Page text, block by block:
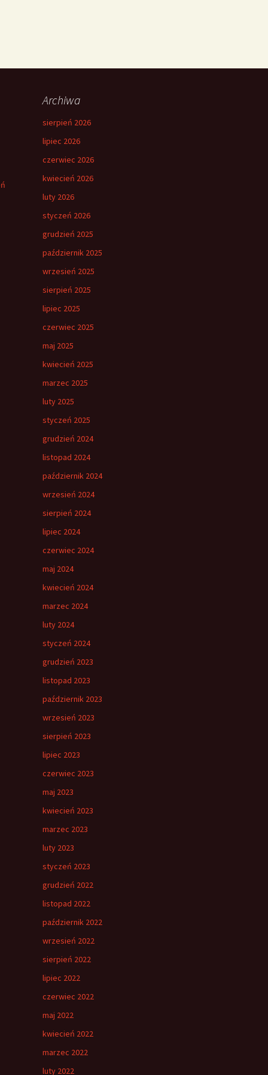
Archiwa
sierpień 2026
lipiec 2026
czerwiec 2026
kwiecień 2026
luty 2026
styczeń 2026
grudzień 2025
październik 2025
wrzesień 2025
sierpień 2025
lipiec 2025
czerwiec 2025
maj 2025
kwiecień 2025
marzec 2025
luty 2025
styczeń 2025
grudzień 2024
listopad 2024
październik 2024
wrzesień 2024
sierpień 2024
lipiec 2024
czerwiec 2024
maj 2024
kwiecień 2024
marzec 2024
luty 2024
styczeń 2024
grudzień 2023
listopad 2023
październik 2023
wrzesień 2023
sierpień 2023
lipiec 2023
czerwiec 2023
maj 2023
kwiecień 2023
marzec 2023
luty 2023
styczeń 2023
grudzień 2022
listopad 2022
październik 2022
wrzesień 2022
sierpień 2022
lipiec 2022
czerwiec 2022
maj 2022
kwiecień 2022
marzec 2022
luty 2022